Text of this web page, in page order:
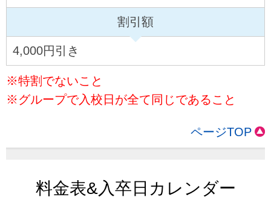
割引額
4,000円引き
※特割でないこと
※グループで入校日が全て同じであること
ページTOP
料金表&入卒日カレンダー